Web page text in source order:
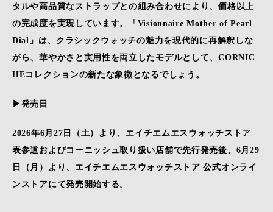
タルや高品質なストラップとの組み合わせにより、価格以上
の完成度を実現しています。「Visionnaire Mother of Pearl
Dial」は、クラシックウォッチの魅力を現代的に再解釈しな
がら、華やかさと実用性を両立したモデルとして、CORNIC
HEコレクションの新たな象徴となるでしょう。
▶発売日
2026年6月27日（土）より、エイチエムエスウォッチストア
表参道およびコーニッシュ取り扱い店舗で先行発売後、6月29
日（月）より、エイチエムエスウォッチストア 公式オンライ
ンストアにて発売開始する。